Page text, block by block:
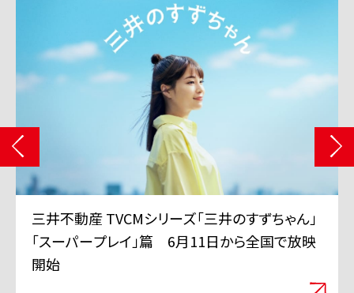
三井不動産 TVCMシリーズ「三井のすずちゃん」
「スーパープレイ」篇 6月11日から全国で放映
開始